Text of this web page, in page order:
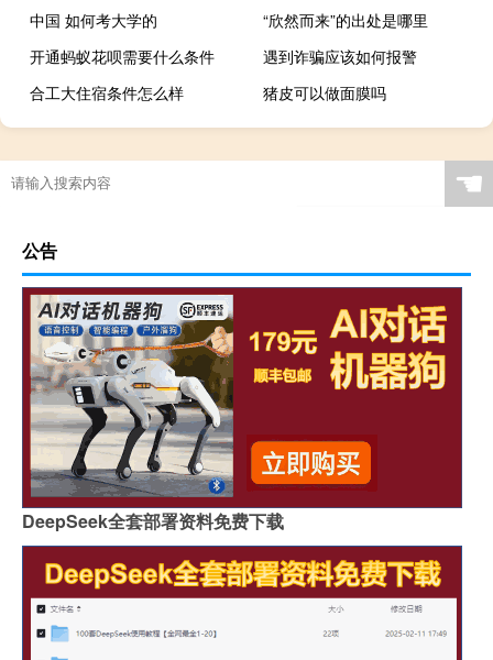
中国 如何考大学的
“欣然而来”的出处是哪里
开通蚂蚁花呗需要什么条件
遇到诈骗应该如何报警
合工大住宿条件怎么样
猪皮可以做面膜吗
☚
公告
DeepSeek全套部署资料免费下载